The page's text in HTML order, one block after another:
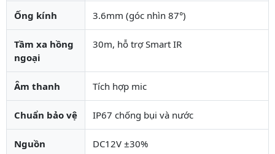
Ống kính 3.6mm (góc nhìn 87°)
Tầm xa hồng
ngoại
30m, hỗ trợ Smart IR
Âm thanh Tích hợp mic
Chuẩn bảo vệ IP67 chống bụi và nước
Nguồn DC12V ±30%